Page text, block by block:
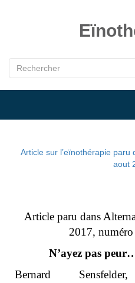
Article sur l’eïnothérapie
aout
Article paru dans
2017,
N’ayez pas
Bernard